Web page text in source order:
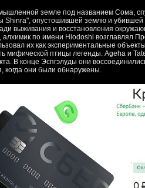
земле под названием Сома,
опустошившей землю и убившей
выживания и восстановления
по имени Hiodoshi возглавлял
их как экспериментальные
мифической птицы легенды. Ageha и
В конце Эспгэлуды они
когда они были обнаружены.